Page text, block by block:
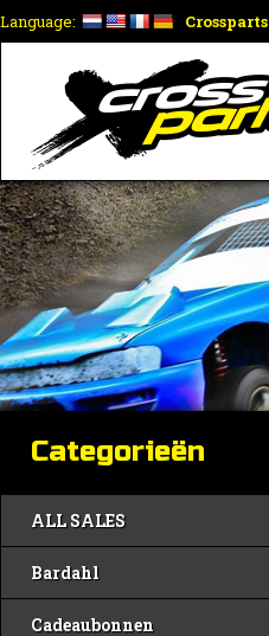
Language: Crossparts
Categorieën
ALL SALES
Bardahl
Cadeaubonnen